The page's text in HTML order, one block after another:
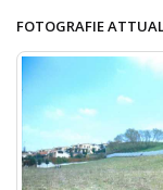
FOTOGRAFIE